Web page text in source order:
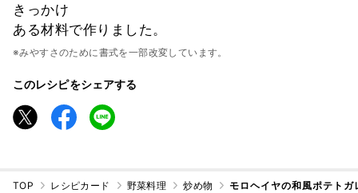
きっかけ
ある材料で作りました。
※みやすさのために書式を一部改変しています。
このレシピをシェアする
TOP レシピカード 野菜料理 炒め物 モロヘイヤの和風ポテト